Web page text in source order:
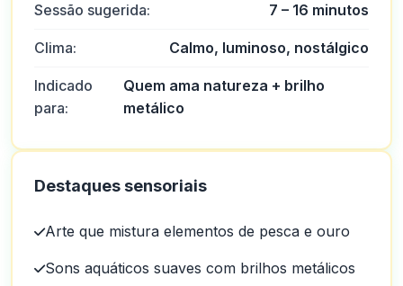
Sessão sugerida: 7 – 16 minutos
Clima: Calmo, luminoso, nostálgico
Indicado
para:
Quem ama natureza + brilho
metálico
Destaques sensoriais
Arte que mistura elementos de pesca e ouro
Sons aquáticos suaves com brilhos metálicos
No geral, excelente atendimento ao cliente e pessoas muito
0 0
B
Brandon Virgilio